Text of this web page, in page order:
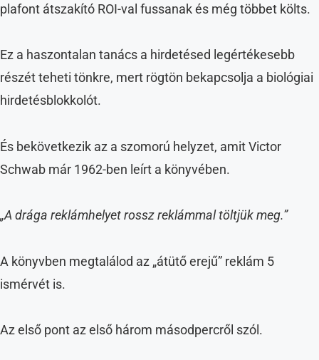
plafont átszakító ROI-val fussanak és még többet költs.
Ez a haszontalan tanács a hirdetésed legértékesebb
részét teheti tönkre, mert rögtön bekapcsolja a biológiai
hirdetésblokkolót.
És bekövetkezik az a szomorú helyzet, amit Victor
Schwab már 1962-ben leírt a könyvében.
„A drága reklámhelyet rossz reklámmal töltjük meg.”
A könyvben megtalálod az „átütő erejű” reklám 5
ismérvét is.
Az első pont az első három másodpercről szól.